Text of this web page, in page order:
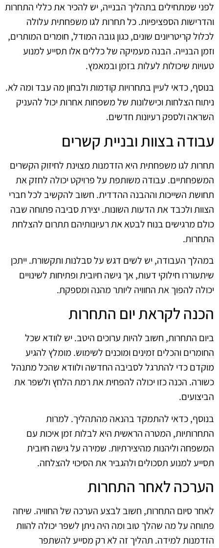
לפני שמתחילים בתהליך הבנייה, יש להכיר את כללי התחרות
והדרישות הספציפיות. כל תחרות לגו משפחתית עלולה
לכלול קריטריונים שונים, כגון גובה המודל, חומרים המותרים,
וזמן הבנייה. הבנה מעמיקה של כללים אלו תסייע למנוע
טעויות שיכולות לעלות בזמן ובמאמץ.
בנוסף, כדאי לעיין בתחרויות קודמות ולבחון מה עבד ומה לא.
ניתוח הצלחות וכישלונות של משפחות אחרות יכול להעניק
השראה ולספק רעיונות חדשים.
עבודה בצוות ובניית קשרים
תחרות לגו משפחתית היא הזדמנות מצוינת לחיזוק הקשרים
המשפחתיים. עבודה משותפת על פרויקט יכולה לחזק את
תחושת השייכות וההבנה ההדדית. חשוב להקשיב לכל חברי
הצוות ולכבד את הדעות השונות. יצירת סביבה פתוחה שבה
כולם מרגישים בנוח לבטא את רעיונותיהם תתרום להצלחת
התחרות.
במהלך העבודה, יש לשים דגש על סבלנות ותקשורת. ייתכן
שיתעוררו חילוקי דעות, אך גישה חיובית ופתיחות לשינויים
יכולה להפוך את החוויה ליותר מהנה ומספקת.
הכנה לקראת יום התחרות
ביום התחרות, חשוב להיות ערוכים היטב. יש לוודא שכל
החומרים והכלים זמינים ומוכנים לשימוש. מומלץ להגיע
מוקדם כדי להתרגל לסביבה החדשה ולוודא שהכל מתנהל
כשורה. הכנה כזו יכולה להפחית את רמת הלחץ ולשפר את
הביצועים.
בנוסף, כדאי להתמקד בהנאה מהתהליך. למרות
התחרותיות, המטרה הראשית היא לבלות זמן איכות עם
המשפחה וליהנות מהיצירתיות. שמירה על גישה חיובית
תסייע למנוע תסכולים ולהגביר את הסיכוי להצלחה.
הערכה לאחר התחרות
לאחר סיום התחרות, חשוב לבצע הערכה של החוויה. שיחה
פתוחה על מה שהלך טוב ומה היה ניתן לשפר יכולה להוות
הזדמנות למידה. תהליך זה לא רק מסייע להשתפר